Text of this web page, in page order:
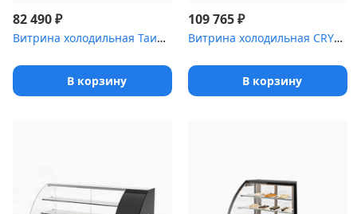
82 490₽
Витрина холодильная Таир .8 Cube [ВХС-1]
В корзину
109 765₽
Витрина холодильная CRYSPI Octava 1800
В корзину